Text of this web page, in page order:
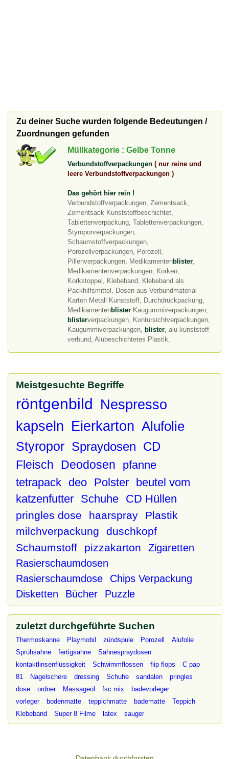
Zu deiner Suche wurden folgende Bedeutungen /
Zuordnungen gefunden
Müllkategorie : Gelbe Tonne
Verbundstoffverpackungen ( nur reine und
leere Verbundstoffverpackungen )
Das gehört hier rein !
Verbundstoffverpackungen, Zementsack,
Zementsack Kunststoffbeschichtet,
Tablettenverpackung, Tablettenverpackungen,
Styroporverpackungen,
Schaumstoffverpackungen,
Porozellverpackungen, Porozell,
Pillenverpackungen, Medikamentenblister
Medikamentenverpackungen, Korken,
Korkstoppel, Klebeband, Klebeband als
Packhilfsmittel, Dosen aus Verbundmaterial
Karton Metall Kunststoff, Durchdrückpackung,
Medikamentenblister Kaugummiverpackungen,
blisterverpackungen, Kontursichtverpackungen,
Kaugummiverpackungen,
blister , alu kunststoff
verbund, Alubeschichtetes Plastik,
Meistgesuchte Begriffe
röntgenbild Nespresso
kapseln Eierkarton Alufolie
Styropor Spraydosen CD
Fleisch Deodosen
pfanne
tetrapack deo Polster beutel vom
katzenfutter Schuhe CD Hüllen
pringles dose haarspray
Plastik
milchverpackung
duschkopf
Schaumstoff pizzakarton
Zigaretten
Rasierschaumdosen
Rasierschaumdose
Chips Verpackung
Disketten
Bücher Puzzle
zuletzt durchgeführte Suchen
Thermoskanne Playmobil zündspule Porozell
Alufolie
Sprühsahne
fertigsahne
Sahnespraydosen
kontaktlinsenflüssigkeit
Schwimmflossen flip flops
C pap
81
Nagelschere dressing Schuhe sandalen
pringles
dose
ordner Massageöl fsc mix
badevorleger
vorleger
bodenmatte teppichmatte badematte
Teppich
Klebeband
Super 8 Filme latex sauger